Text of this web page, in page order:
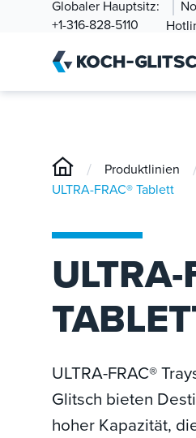
Globaler Hauptsitz:
+1-316-828-5110
/ Produktlinien
ULTRA-FRAC® Tablett
ULTRA-FRAC®
Glitsch bieten
hoher Kapazität,